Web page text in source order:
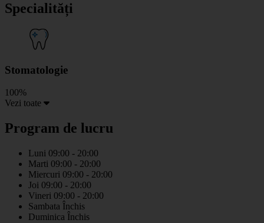
−
Specialități
Stomatologie
100%
Vezi toate
Program de lucru
Luni 09:00 - 20:00
Marti 09:00 - 20:00
Miercuri 09:00 - 20:00
Joi 09:00 - 20:00
Vineri 09:00 - 20:00
Sambata Închis
Duminica Închis